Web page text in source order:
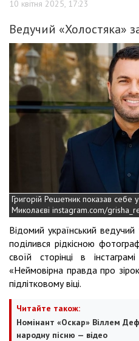
10 квітня 2025, 17:23
Ведучий «Холостяка»
Григорій Решетник показав себе
Миколаєві instagram.com/
Відомий український
поділився рідкісною
своїй сторінці в
«Неймовірна правда про
підлітковому віці.
Читайте також:
Номінант «Оскар» Віллем
народну пісню — відео